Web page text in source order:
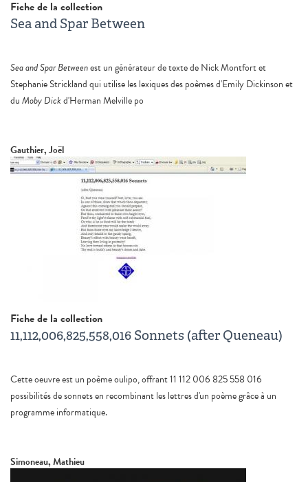
Fiche de la collection
Sea and Spar Between
Sea and Spar Betweenest un générateur de texte de Nick Montfort et
Stephanie Strickland qui utilise les lexiques des poèmes d'Emily Dickinson et
duMoby Dickd'Herman Melville po
Gauthier, Joël
Fiche de la collection
11,112,006,825,558,016 Sonnets (after Queneau)
Cette oeuvre est un poème oulipo, offrant 11 112 006 825 558 016
possibilités de sonnets en recombinant les lettres d'un poème grâce à un
programme informatique.
Simoneau, Mathieu